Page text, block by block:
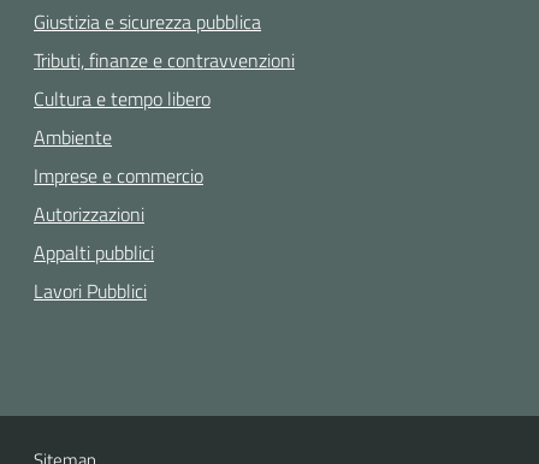
Giustizia e sicurezza pubblica
Tributi, finanze e contravvenzioni
Cultura e tempo libero
Ambiente
Imprese e commercio
Autorizzazioni
Appalti pubblici
Lavori Pubblici